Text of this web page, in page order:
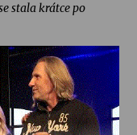
stala krátce po